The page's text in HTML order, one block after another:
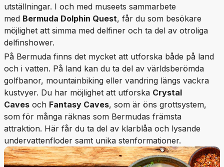
utställningar. I och med museets sammarbete
med Bermuda Dolphin Quest, får du som besökare
möjlighet att simma med delfiner och ta del av otroliga
delfinshower.
På Bermuda finns det mycket att utforska både på land
och i vatten. På land kan du ta del av världsberömda
golfbanor, mountainbiking eller vandring längs vackra
kustvyer. Du har möjlighet att utforska Crystal
Caves och Fantasy Caves, som är öns grottsystem,
som för många räknas som Bermudas främsta
attraktion. Här får du ta del av klarblåa och lysande
undervattenfloder samt unika stenformationer.